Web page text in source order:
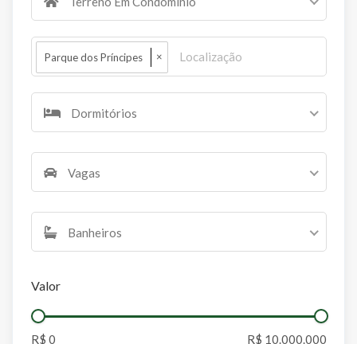
Parque dos Príncipes ×
Dormitórios
Vagas
Banheiros
Valor